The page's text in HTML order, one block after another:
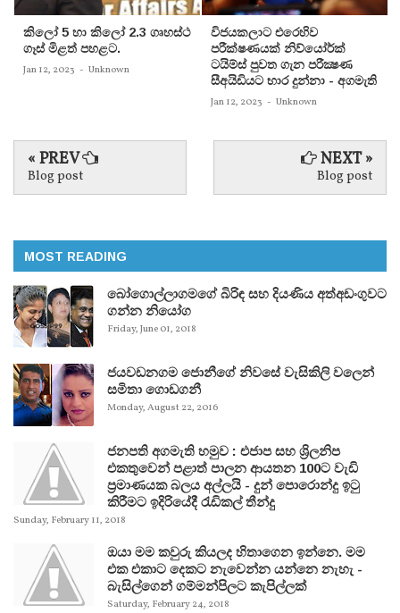
කිලෝ 5 හා කිලෝ 2.3 ගෘහස්ථ
ගෑස් මිළත් පහළට.
Jan 12, 2023 - Unknown
විජයකලාට එරෙහිව
පරීක්‌ෂණයක්‌ නිව්යෝර්ක්‌
ටයිම්ස්‌ පුවත ගැන පරීක්‍ෂණ
සීඅයිඩියට භාර දුන්නා - අගමැති
Jan 12, 2023 - Unknown
« PREV
Blog post
NEXT »
Blog post
MOST READING
බෝගොල්ලාගමගේ බිරිඳ සහ දියණිය අත්අඩංගුවට
ගන්න නියෝග
Friday, June 01, 2018
ජයවඩනගම ජොනීගේ නිවසේ වැසිකිලි වලෙන්
සමිතා ගොඩගනී
Monday, August 22, 2016
ජනපති අගමැති හමුව : එජාප සහ ශ්‍රිලනිප
එකතුවෙන් පළාත් පාලන ආයතන 100ට වැඩි
ප්‍රමාණයක බලය අල්ලයි - දුන් පොරොන්දු ඉටු
කිරීමට ඉදිරියේදී රැඩිකල් තීන්දු
Sunday, February 11, 2018
ඔයා මම කවුරු කියලද හිතාගෙන ඉන්නෙ. මම
එක එකාට දෙකට නැවෙන්න යන්නෙ නැහැ -
බැසිල්ගෙන් ගම්මන්පිලට කැපිල්ලක්
Saturday, February 24, 2018